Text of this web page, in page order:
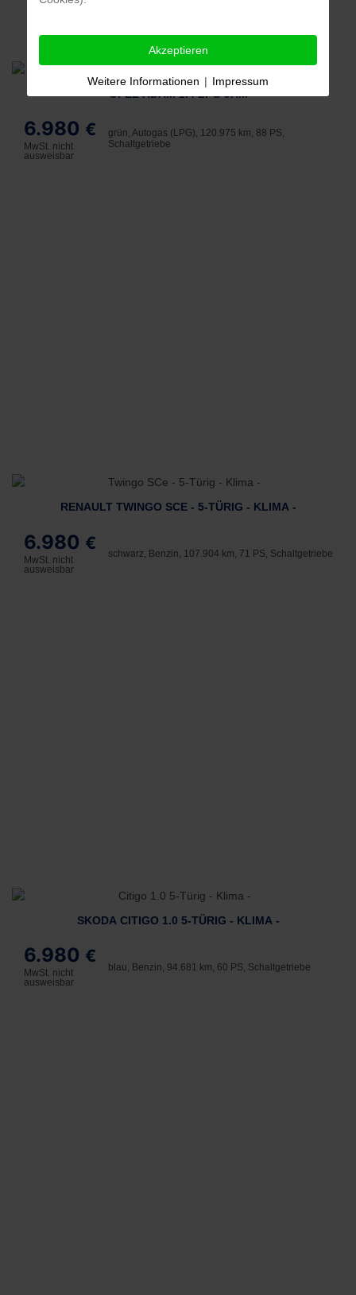
OPEL ADAM 1.4 LPG JAM
6.980 €
MwSt. nicht
ausweisbar
grün, Autogas (LPG), 120.975 km, 88 PS,
Schaltgetriebe
RENAULT TWINGO SCE - 5-TÜRIG - KLIMA -
6.980 €
MwSt. nicht
ausweisbar
schwarz, Benzin, 107.904 km, 71 PS, Schaltgetriebe
SKODA CITIGO 1.0 5-TÜRIG - KLIMA -
6.980 €
MwSt. nicht
ausweisbar
blau, Benzin, 94.681 km, 60 PS, Schaltgetriebe
Akzeptieren
Weitere Informationen | Impressum